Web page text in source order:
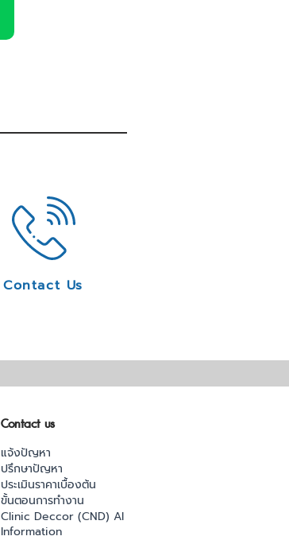
Contact Us
Contact us
แจ้งปัญหา
ปรึกษาปัญหา
ประเมินราคาเบื้องต้น
ขั้นตอนการทำงาน
Clinic Deccor (CND) AI
Information